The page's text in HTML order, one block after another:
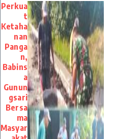
Perkua
t
Ketaha
nan
Panga
n,
Babins
a
Gunun
gsari
Bersa
ma
Masyar